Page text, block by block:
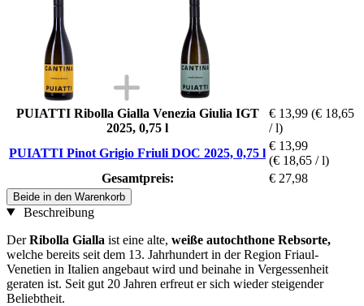
PUIATTI Ribolla Gialla Venezia Giulia IGT
2025, 0,75 l
€ 13,99 (€ 18,65
/ l)
PUIATTI Pinot Grigio Friuli DOC 2025, 0,75 l
€ 13,99
(€ 18,65 / l)
Gesamtpreis:
€ 27,98
Beide in den Warenkorb
Beschreibung
DerRibolla Gialla ist eine alte, weiße autochthone Rebsorte,
welche bereits seit dem 13. Jahrhundert in der Region Friaul-
Venetien in Italien angebaut wird und beinahe in Vergessenheit
geraten ist. Seit gut 20 Jahren erfreut er sich wieder steigender
Beliebtheit.